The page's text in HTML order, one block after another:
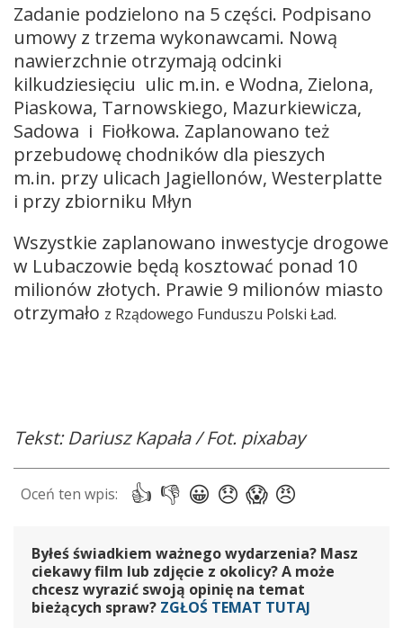
Zadanie podzielono na 5 części. Podpisano
umowy z trzema wykonawcami. Nową
nawierzchnie otrzymają odcinki
kilkudziesięciu ulic m.in. e Wodna, Zielona,
Piaskowa, Tarnowskiego, Mazurkiewicza,
Sadowa i Fiołkowa. Zaplanowano też
przebudowę chodników dla pieszych
m.in. przy ulicach Jagiellonów, Westerplatte
i przy zbiorniku Młyn
Wszystkie zaplanowano inwestycje drogowe
w Lubaczowie będą kosztować ponad 10
milionów złotych. Prawie 9 milionów miasto
otrzymało z Rządowego Funduszu Polski Ład.
Tekst: Dariusz Kapała / Fot. pixabay
Byłeś świadkiem ważnego wydarzenia? Masz
ciekawy film lub zdjęcie z okolicy? A może
chcesz wyrazić swoją opinię na temat
bieżących spraw? ZGŁOŚ TEMAT TUTAJ